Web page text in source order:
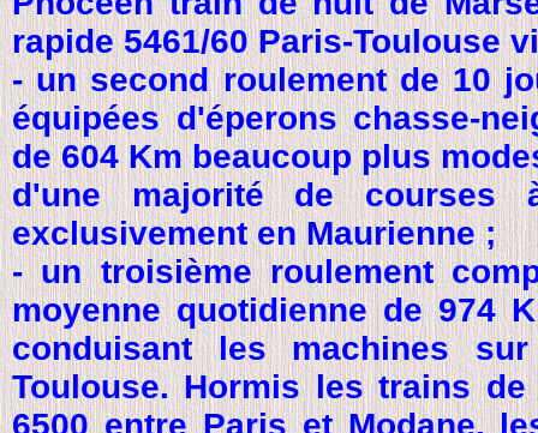
rapide 5461/60 Paris-Toulouse
- un second roulement de 10
équipées d'éperons chasse-
de 604 Km beaucoup plus
d'une majorité de courses
exclusivement en Maurienne ;
- un troisième roulement
moyenne quotidienne de 974
conduisant les machines
Toulouse. Hormis les trains
6500 entre Paris et Modane,